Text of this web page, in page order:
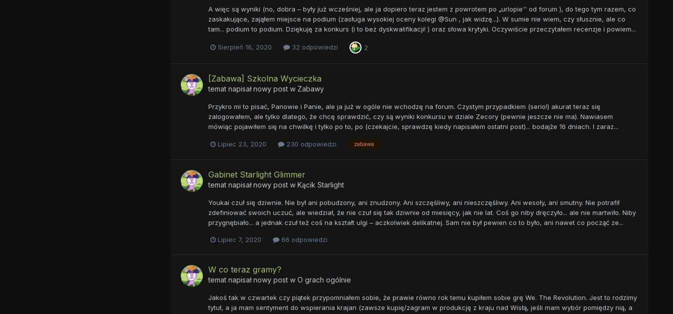
A więc są wyniki (no, dobra – były już wcześniej, ale ja dopiero teraz jestem z powrotem po „urlopie'' od forum ), do tego tym razem, co
zaskakujące, zająłem miejsce na podium (zasługa wysokiej oceny kolegi @Sun , jak widzę...). W sumie nie wiem, czy słusznie, ale co
tam... podium to podium. Dziękuję za konkurs (i to bez dyskwalifikacji! ) oraz słowa krytyki. Oczywiście przeczytałem recenzje i powiem...
Sierpień 16, 2020 32 odpowiedzi 2
[Zabawa] Szkolna Wycieczka
temat napisał nowy post w Zabawy
Przykro mi to pisać, Panowie i Panie, ale ja już w ogóle nie wchodzę na forum. Czystym przypadkiem (serio!) akurat teraz się
zalogowałem, ale tylko dlatego, że chcę sprawdzić, czy są wyniki konkursu w dziale Zecory (pewnie jeszcze nie ma). Nawiasem
mówiąc pojawiłem się na chwilkę i tylko po to, po (czekajcie, sprawdzę kiedy napisałem ostatni post)... bodajże 16 dniach. I zaraz...
Lipiec 23, 2020 230 odpowiedzi zabawa
Gabinet Starlight Glimmer
temat napisał nowy post w Kącik Starlight
Youkai czuł się dziwnie. Nie był ani pobudzony, ani znudzony. Ani szczęśliwy, ani nieszczęśliwy. Ani wesoły, ani smutny. Nie potrafił
zdefiniować swoich uczuć, ale wiedział, że nie czuł się tak dziwnie od miesięcy, jak nie lat. Coś go niby dręczyło... ale nie martwiło. Niby
przygnębiało... a jednak czuł też coś na kształt ulgi – aczkolwiek delikatnej. Sam nie był pewien co to było, ani nawet co począć ze...
Lipiec 7, 2020 66 odpowiedzi
W co teraz gramy?
temat napisał nowy post w O grach ogólnie
Jakoś tak w czwartek czy piątek przypomniałem sobie, że prawie równo rok temu kupiłem sobie grę We. The Revolution. Jest to rodzimy
tytuł, a ja mam sentyment do wspierania krajan (zawsze kupię/zagram w produkcję z kraju nad Wisłą, jeśli mam wybór pomiędzy nią, a